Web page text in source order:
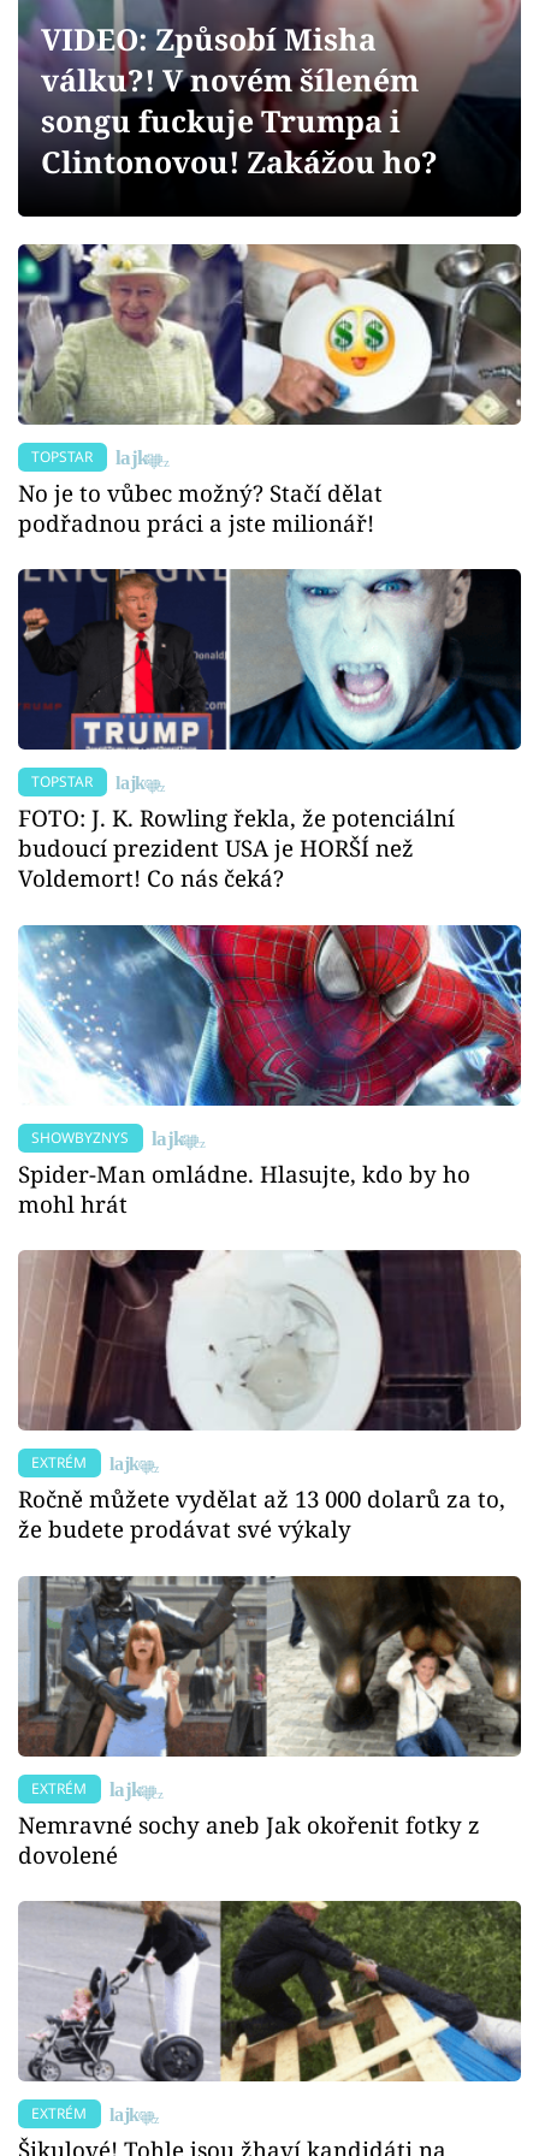
Videa
Sledujte prima+
Sledujte nás
VIDEO: Způsobí Misha
válku?! V novém šíleném
songu fuckuje Trumpa i
Clintonovou! Zakážou ho?
TOPSTAR
No je to vůbec možný? Stačí dělat
podřadnou práci a jste milionář!
TOPSTAR
FOTO: J. K. Rowling řekla, že potenciální
budoucí prezident USA je HORŠÍ než
Voldemort! Co nás čeká?
SHOWBYZNYS
Spider-Man omládne. Hlasujte, kdo by ho
mohl hrát
EXTRÉM
Ročně můžete vydělat až 13 000 dolarů za to,
že budete prodávat své výkaly
EXTRÉM
Nemravné sochy aneb Jak okořenit fotky z
dovolené
EXTRÉM
Šikulové! Tohle jsou žhaví kandidáti na